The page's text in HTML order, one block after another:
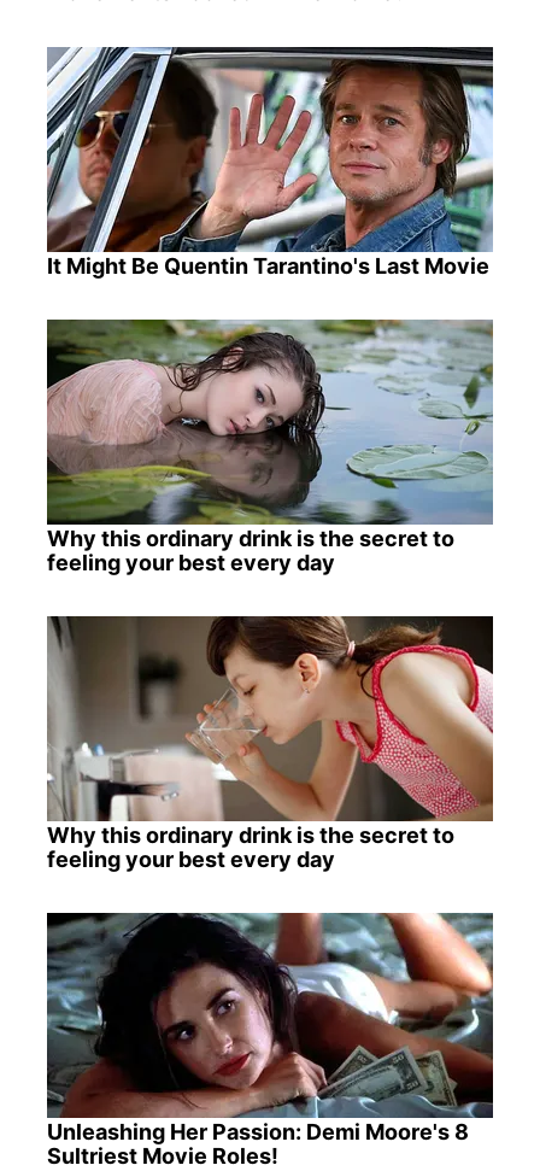
It Might Be Quentin Tarantino's Last Movie
Why this ordinary drink is the secret to
feeling your best every day
Why this ordinary drink is the secret to
feeling your best every day
Unleashing Her Passion: Demi Moore's 8
Sultriest Movie Roles!